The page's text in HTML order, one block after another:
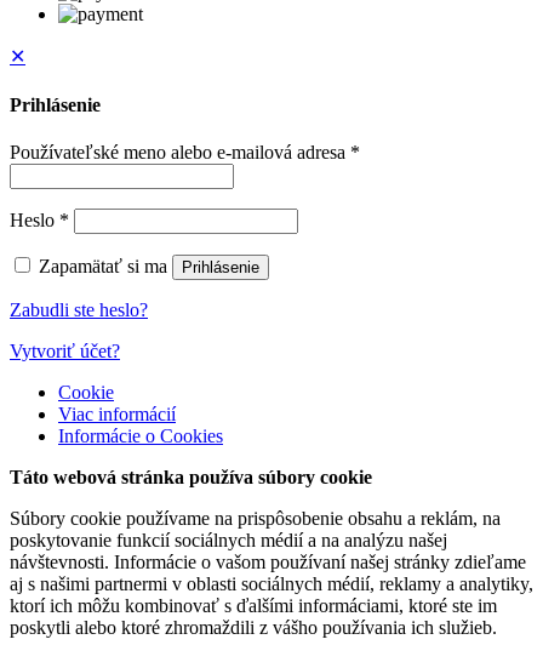
✕
Prihlásenie
Používateľské meno alebo e-mailová adresa *
Heslo *
Zapamätať si ma Prihlásenie
Zabudli ste heslo?
Vytvoriť účet?
Cookie
Viac informácií
Informácie o Cookies
Táto webová stránka používa súbory cookie
Súbory cookie používame na prispôsobenie obsahu a reklám, na
poskytovanie funkcií sociálnych médií a na analýzu našej
návštevnosti. Informácie o vašom používaní našej stránky zdieľame
aj s našimi partnermi v oblasti sociálnych médií, reklamy a analytiky,
ktorí ich môžu kombinovať s ďalšími informáciami, ktoré ste im
poskytli alebo ktoré zhromaždili z vášho používania ich služieb.